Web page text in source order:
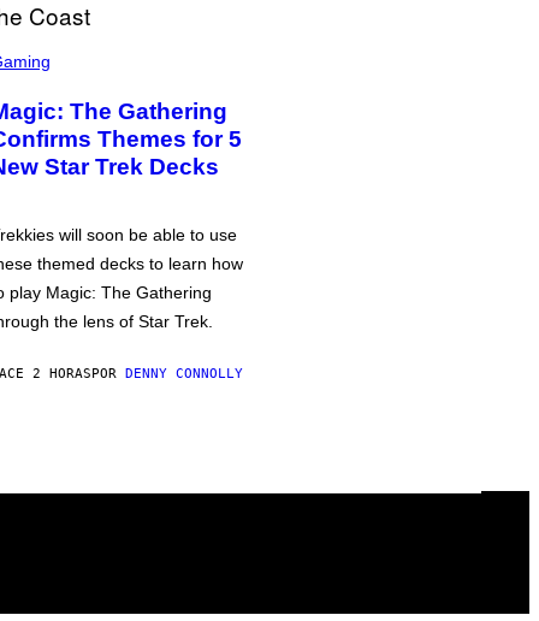
The Gathering
Themes for 5
Star Trek Decks
will soon be able to use
themed decks to learn how
play Magic: The Gathering
the lens of Star Trek.
2 HORASPOR DENNY CONNOLLY